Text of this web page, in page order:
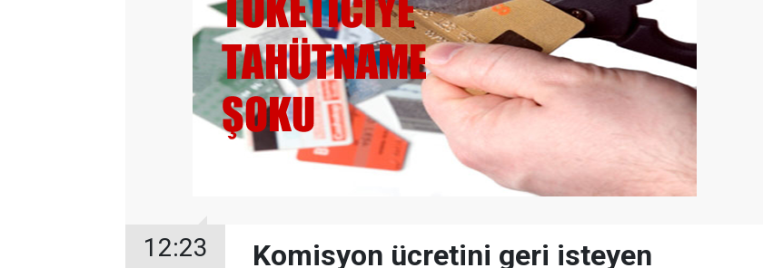
12:23
Komisyon ücretini geri isteyen